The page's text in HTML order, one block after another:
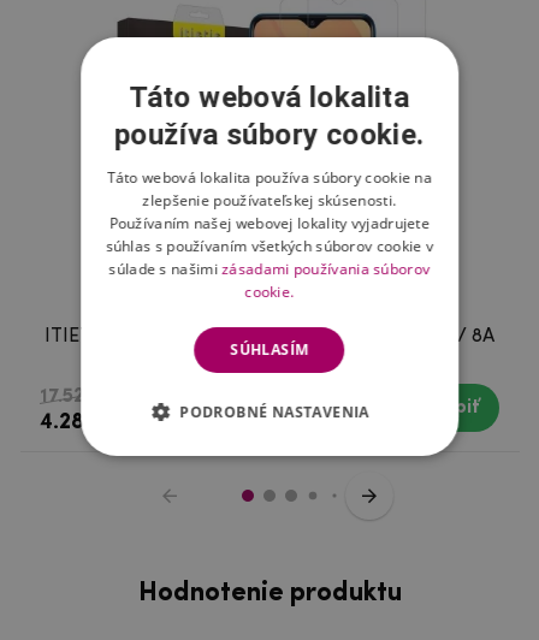
ITIETIE tvrdené sklo pre mobil Xiaomi Redmi 8 / 8A
- 2ks
17.52 €
4.28 €
Skladom Kúpiť
Hodnotenie produktu
Táto webová lokalita
používa súbory cookie.
Táto webová lokalita používa súbory cookie na
zlepšenie používateľskej skúsenosti.
Používaním našej webovej lokality vyjadrujete
súhlas s používaním všetkých súborov cookie v
súlade s našimizásadami používania súborov
cookie.
SÚHLASÍM
PODROBNÉ NASTAVENIA